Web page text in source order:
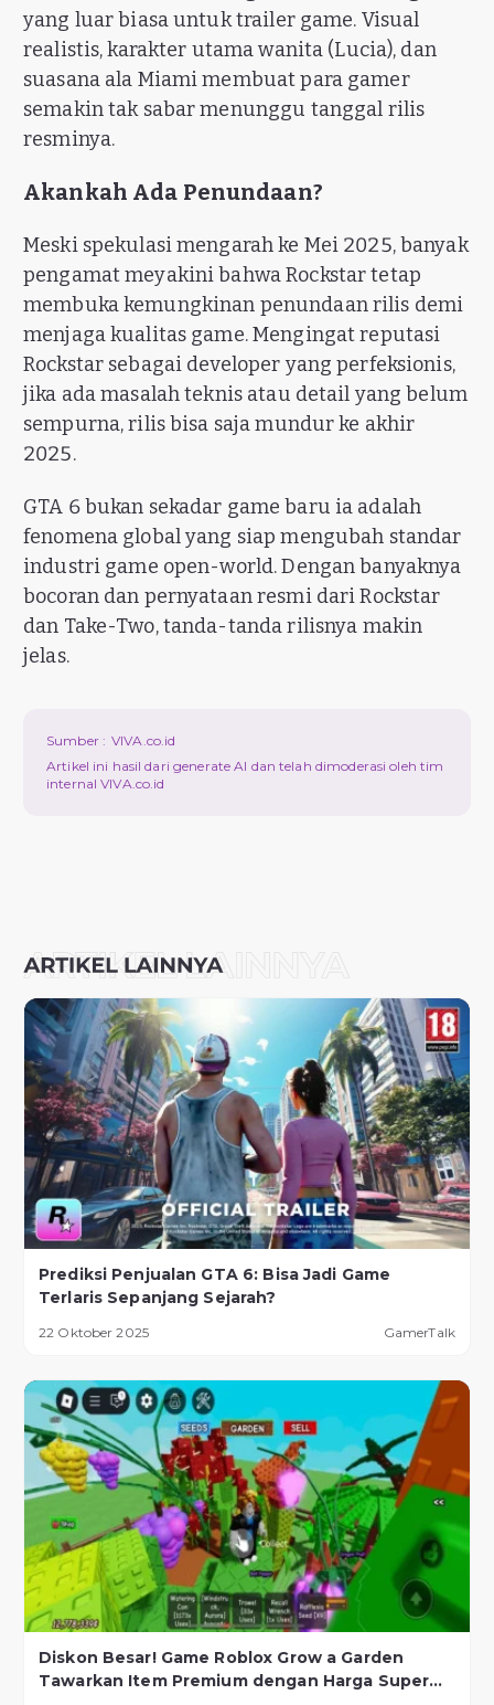
yang luar biasa untuk trailer game. Visual
realistis, karakter utama wanita (Lucia), dan
suasana ala Miami membuat para gamer
semakin tak sabar menunggu tanggal rilis
resminya.
Akankah Ada Penundaan?
Meski spekulasi mengarah ke Mei 2025, banyak
pengamat meyakini bahwa Rockstar tetap
membuka kemungkinan penundaan rilis demi
menjaga kualitas game. Mengingat reputasi
Rockstar sebagai developer yang perfeksionis,
jika ada masalah teknis atau detail yang belum
sempurna, rilis bisa saja mundur ke akhir
2025.
GTA 6 bukan sekadar game baru ia adalah
fenomena global yang siap mengubah standar
industri game open-world. Dengan banyaknya
bocoran dan pernyataan resmi dari Rockstar
dan Take-Two, tanda-tanda rilisnya makin
jelas.
Sumber : VIVA.co.id
Artikel ini hasil dari generate AI dan telah dimoderasi oleh tim
internal VIVA.co.id
Prediksi Penjualan GTA 6: Bisa Jadi Game
Terlaris Sepanjang Sejarah?
22 Oktober 2025 GamerTalk
Diskon Besar! Game Roblox Grow a Garden
Tawarkan Item Premium dengan Harga Super